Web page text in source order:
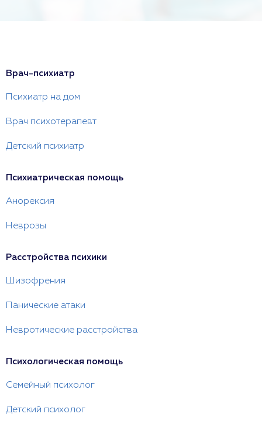
Врач-психиатр
Психиатр на дом
Врач психотерапевт
Детский психиатр
Психиатрическая помощь
Анорексия
Неврозы
Расстройства психики
Шизофрения
Панические атаки
Невротические расстройства
Психологическая помощь
Семейный психолог
Детский психолог